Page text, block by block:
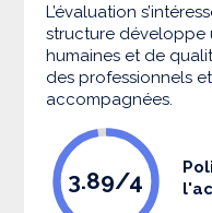
L’évaluation
structure développe
humaines et de
des professionnels
accompagnées.
3.89/4